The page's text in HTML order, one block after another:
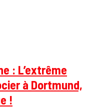
: L’extrême
à Dortmund,
!